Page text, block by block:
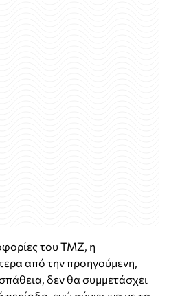
του ΤΜΖ, η
από την προηγούμενη,
δεν θα συμμετάσχει